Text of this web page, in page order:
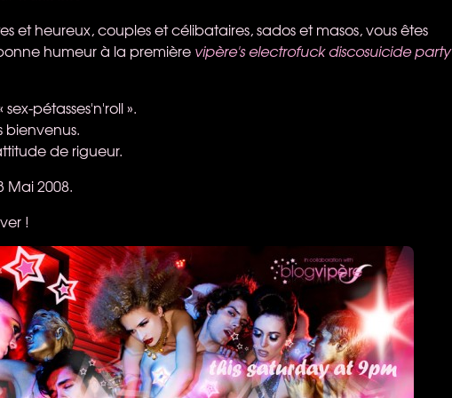
et heureux, couples et célibataires, sados et masos, vous êtes
humeur à la première vipère's electrofuck discosuicide party
pétasses'n'roll ».
bienvenus.
de rigueur.
Mai 2008.
!